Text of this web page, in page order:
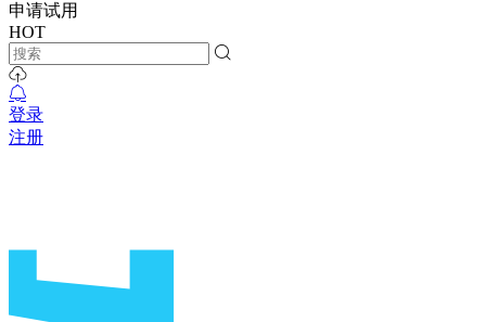
申请试用
HOT
登录
注册